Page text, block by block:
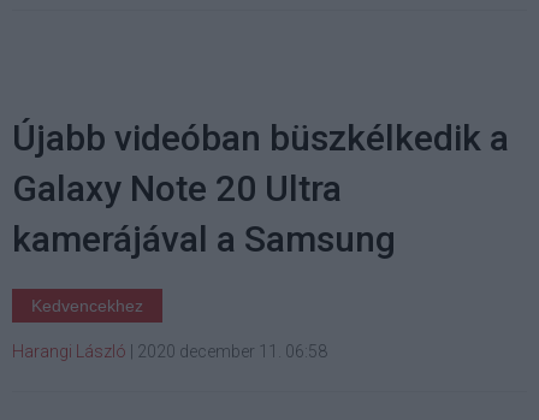
Újabb videóban büszkélkedik a
Galaxy Note 20 Ultra
kamerájával a Samsung
Kedvencekhez
Harangi László 2020 december 11. 06:58